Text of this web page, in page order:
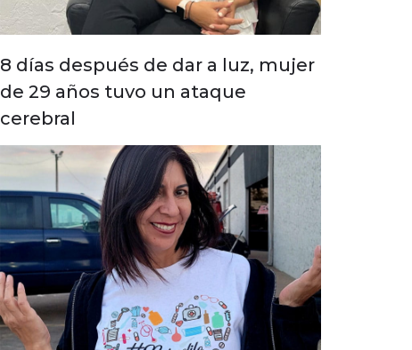
8 días después de dar a luz, mujer
de 29 años tuvo un ataque
cerebral